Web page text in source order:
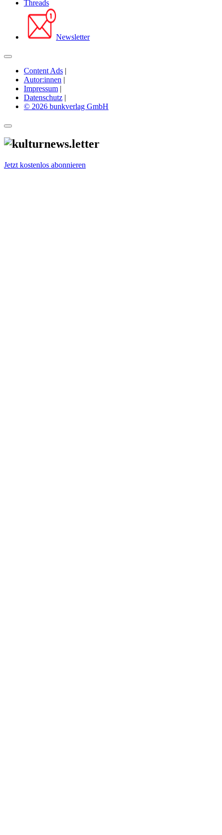
Threads
Newsletter
Content Ads |
Autor:innen |
Impressum |
Datenschutz |
© 2026 bunkverlag GmbH
Jetzt kostenlos abonnieren